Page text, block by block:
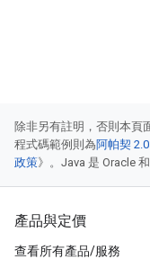
除非另有註明，否則本頁
程式碼範例則為阿帕契
政策》。Java 是 Oracle
產品與定價
查看所有產品/服務